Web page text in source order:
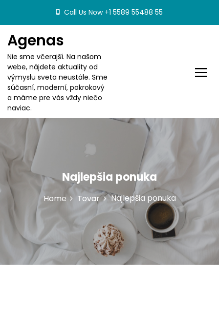
i
Call Us Now +1 5589 55488 55
Agenas
Nie sme včerajší. Na našom
webe, nájdete aktuality od
výmyslu sveta neustále. Sme
súčasní, moderní, pokrokový
a máme pre vás vždy niečo
naviac.
Najlepšia ponuka
Home Tovar Najlepšia ponuka